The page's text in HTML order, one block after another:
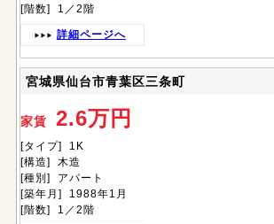
[階数] 1／2階
詳細ページへ
宮城県仙台市青葉区三条町
家賃 2.6万円
[タイプ] 1K
[構造] 木造
[種別] アパート
[築年月] 1988年1月
[階数] 1／2階